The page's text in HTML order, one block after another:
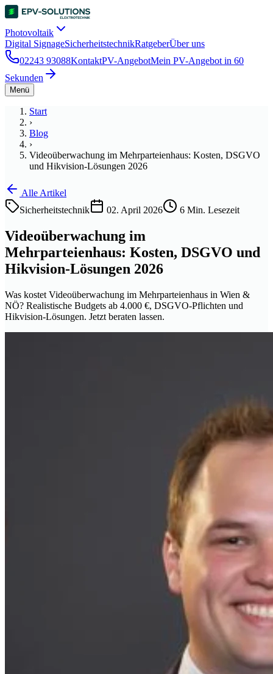
Photovoltaik
Digital SignageSicherheitstechnikRatgeberÜber uns
02243 93088KontaktPV-AngebotMein PV-Angebot in 60
Sekunden
Menü
Start
›
Blog
›
Videoüberwachung im Mehrparteienhaus: Kosten, DSGVO
und Hikvision-Lösungen 2026
Alle Artikel
Sicherheitstechnik
02. April 2026 6 Min. Lesezeit
Videoüberwachung im
Mehrparteienhaus: Kosten, DSGVO und
Hikvision-Lösungen 2026
Was kostet Videoüberwachung im Mehrparteienhaus in Wien &
NÖ? Realistische Budgets ab 4.000 €, DSGVO-Pflichten und
Hikvision-Lösungen. Jetzt beraten lassen.